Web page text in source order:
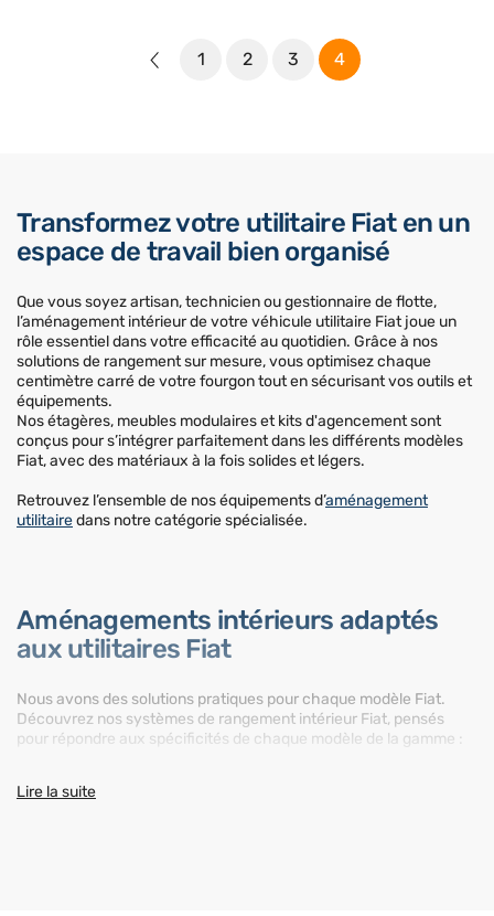
1 2 3 4
Transformez votre utilitaire Fiat en un
espace de travail bien organisé
Que vous soyez artisan, technicien ou gestionnaire de flotte,
l’aménagement intérieur de votre véhicule utilitaire Fiat joue un
rôle essentiel dans votre efficacité au quotidien. Grâce à nos
solutions de rangement sur mesure, vous optimisez chaque
centimètre carré de votre fourgon tout en sécurisant vos outils et
équipements.
Nos étagères, meubles modulaires et kits d'agencement sont
conçus pour s’intégrer parfaitement dans les différents modèles
Fiat, avec des matériaux à la fois solides et légers.
Retrouvez l’ensemble de nos équipements d’aménagement
utilitairedans notre catégorie spécialisée.
Aménagements intérieurs adaptés
aux utilitaires Fiat
Nous avons des solutions pratiques pour chaque modèle Fiat.
Découvrez nos systèmes de rangement intérieur Fiat, pensés
pour répondre aux spécificités de chaque modèle de la gamme :
urbaines, le Fiorino bénéficie d’agencements compacts et
Lire la suite